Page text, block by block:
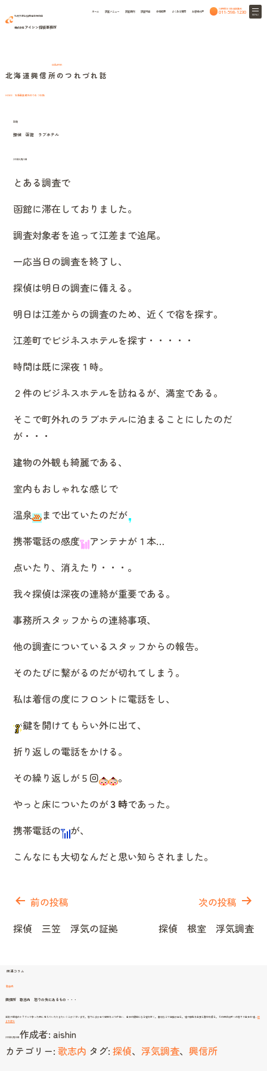
札幌弁護士協同組合特約店
株式会社 アイシン探偵事務所
ホーム 調査メニュー 調査事例 調査料金 会社概要 よくある質問 お客様の声
24時間365日相談無料
011-598-1230 MENU
column
北海道興信所のつれづれ話
HOME 北海道興信所のつれづれ話
函館
探偵 函館 ラブホテル
2011年8月23日
とある調査で
函館に滞在しておりました。
調査対象者を追って江差まで追尾。
一応当日の調査を終了し、
探偵は明日の調査に備える。
明日は江差からの調査のため、近くで宿を探す。
江差町でビジネスホテルを探す・・・・・
時間は既に深夜１時。
２件のビジネスホテルを訪ねるが、満室である。
そこで町外れのラブホテルに泊まることにしたのだ
が・・・
建物の外観も綺麗である、
室内もおしゃれな感じで
温泉
まで出ていたのだが
携帯電話の感度
アンテナが１本…
点いたり、消えたり・・・。
我々探偵は深夜の連絡が重要である。
事務所スタッフからの連絡事項、
他の調査についているスタッフからの報告。
そのたびに繋がるのだが切れてしまう。
私は着信の度にフロントに電話をし、
鍵を開けてもらい外に出て、
折り返しの電話をかける。
その繰り返しが５回
。
やっと床についたのが３時であった。
携帯電話の
が、
こんなにも大切なんだと思い知らされました。
稿
ビ
シ
ョ
ン
前の投稿
探偵 三笠 浮気の証拠
次の投稿
探偵 根室 浮気調査
関連コラム
歌志内
興信所 歌志内 怒りの先にあるもの・・・
浮気や離婚のトラブルで争った時に 考えていただきたいことがございます。 怒りにまかせて感情をぶつけ合い、 自分の優位になる嘘を付く。 審判などで結論が出る。 嘘や脚色を主張し勝利を得る。 その時は相手への怒りで自分の 嘘…続
きを読む興
志
り
2011年8月30日作成者: aishin
カテゴリー: 歌志内 タグ: 探偵、 浮気調査、 興信所